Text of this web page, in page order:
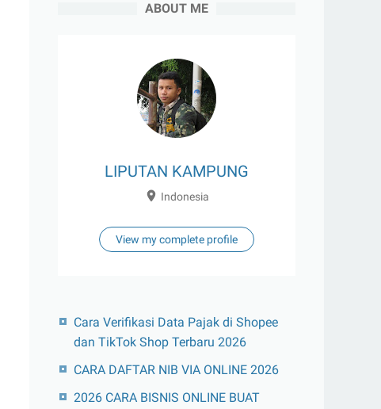
ABOUT ME
LIPUTAN KAMPUNG
Indonesia
View my complete profile
Cara Verifikasi Data Pajak di Shopee
dan TikTok Shop Terbaru 2026
CARA DAFTAR NIB VIA ONLINE 2026
2026 CARA BISNIS ONLINE BUAT